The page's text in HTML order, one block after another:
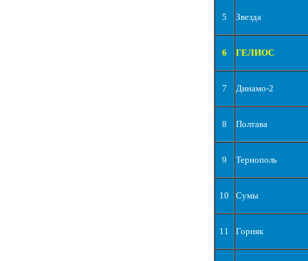
5 Звезда
6 ГЕЛИОС
7 Динамо-2
8 Полтава
9 Тернополь
10 Сумы
11 Горняк